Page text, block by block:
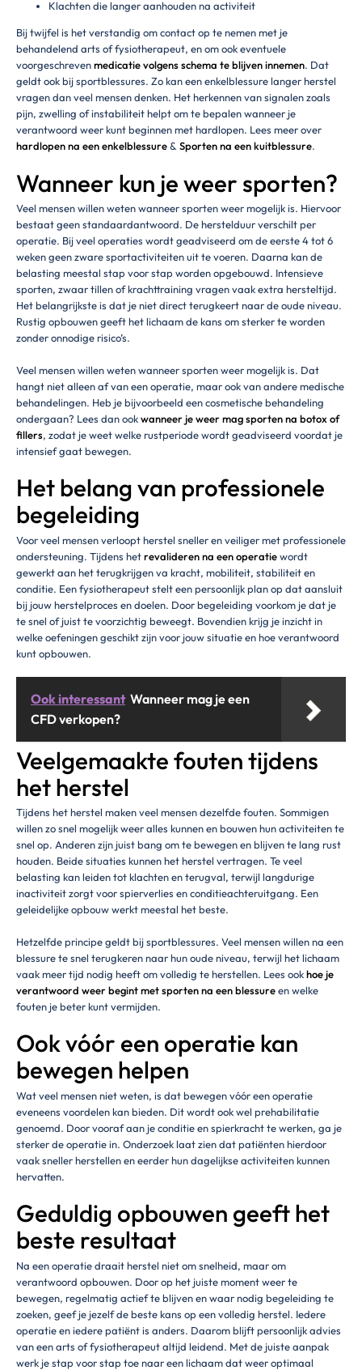
Klachten die langer aanhouden na activiteit
Bij twijfel is het verstandig om contact op te nemen met je
behandelend arts of fysiotherapeut, en om ook eventuele
voorgeschrevenmedicatie volgens schema te blijven innemen. Dat
geldt ook bij sportblessures. Zo kan een enkelblessure langer herstel
vragen dan veel mensen denken. Het herkennen van signalen zoals
pijn, zwelling of instabiliteit helpt om te bepalen wanneer je
verantwoord weer kunt beginnen met hardlopen. Lees meer over
hardlopen na een enkelblessure& Sporten na een kuitblessure.
Wanneer kun je weer sporten?
Veel mensen willen weten wanneer sporten weer mogelijk is. Hiervoor
bestaat geen standaardantwoord. De herstelduur verschilt per
operatie. Bij veel operaties wordt geadviseerd om de eerste 4 tot 6
weken geen zware sportactiviteiten uit te voeren. Daarna kan de
belasting meestal stap voor stap worden opgebouwd. Intensieve
sporten, zwaar tillen of krachttraining vragen vaak extra hersteltijd.
Het belangrijkste is dat je niet direct terugkeert naar de oude niveau.
Rustig opbouwen geeft het lichaam de kans om sterker te worden
zonder onnodige risico’s.
Veel mensen willen weten wanneer sporten weer mogelijk is. Dat
hangt niet alleen af van een operatie, maar ook van andere medische
behandelingen. Heb je bijvoorbeeld een cosmetische behandeling
ondergaan? Lees dan ookwanneer je weer mag sporten na botox of
fillers, zodat je weet welke rustperiode wordt geadviseerd voordat je
intensief gaat bewegen.
Het belang van professionele
begeleiding
Voor veel mensen verloopt herstel sneller en veiliger met professionele
ondersteuning. Tijdens hetrevalideren na een operatiewordt
gewerkt aan het terugkrijgen va kracht, mobiliteit, stabiliteit en
conditie. Een fysiotherapeut stelt een persoonlijk plan op dat aansluit
bij jouw herstelproces en doelen. Door begeleiding voorkom je dat je
te snel of juist te voorzichtig beweegt. Bovendien krijg je inzicht in
welke oefeningen geschikt zijn voor jouw situatie en hoe verantwoord
kunt opbouwen.
Ook interessant Wanneer mag je een
CFD verkopen?
Veelgemaakte fouten tijdens
het herstel
Tijdens het herstel maken veel mensen dezelfde fouten. Sommigen
willen zo snel mogelijk weer alles kunnen en bouwen hun activiteiten te
snel op. Anderen zijn juist bang om te bewegen en blijven te lang rust
houden. Beide situaties kunnen het herstel vertragen. Te veel
belasting kan leiden tot klachten en terugval, terwijl langdurige
inactiviteit zorgt voor spierverlies en conditieachteruitgang. Een
geleidelijke opbouw werkt meestal het beste.
Hetzelfde principe geldt bij sportblessures. Veel mensen willen na een
blessure te snel terugkeren naar hun oude niveau, terwijl het lichaam
vaak meer tijd nodig heeft om volledig te herstellen. Lees ookhoe je
verantwoord weer begint met sporten na een blessureen welke
fouten je beter kunt vermijden.
Ook vóór een operatie kan
bewegen helpen
Wat veel mensen niet weten, is dat bewegen vóór een operatie
eveneens voordelen kan bieden. Dit wordt ook wel prehabilitatie
genoemd. Door vooraf aan je conditie en spierkracht te werken, ga je
sterker de operatie in. Onderzoek laat zien dat patiënten hierdoor
vaak sneller herstellen en eerder hun dagelijkse activiteiten kunnen
hervatten.
Geduldig opbouwen geeft het
beste resultaat
Na een operatie draait herstel niet om snelheid, maar om
verantwoord opbouwen. Door op het juiste moment weer te
bewegen, regelmatig actief te blijven en waar nodig begeleiding te
zoeken, geef je jezelf de beste kans op een volledig herstel. Iedere
operatie en iedere patiënt is anders. Daarom blijft persoonlijk advies
van een arts of fysiotherapeut altijd leidend. Met de juiste aanpak
werk je stap voor stap toe naar een lichaam dat weer optimaal